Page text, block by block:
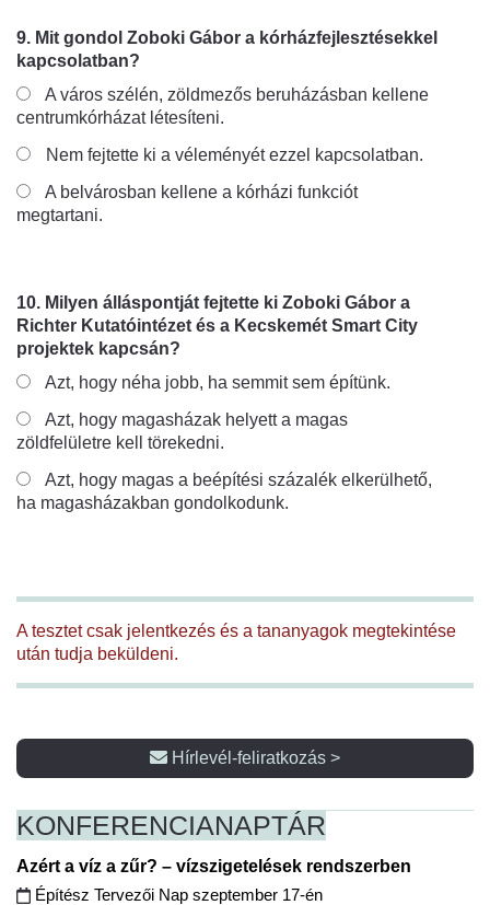
9. Mit gondol Zoboki Gábor a kórházfejlesztésekkel
kapcsolatban?
A város szélén, zöldmezős beruházásban kellene
centrumkórházat létesíteni.
Nem fejtette ki a véleményét ezzel kapcsolatban.
A belvárosban kellene a kórházi funkciót
megtartani.
10. Milyen álláspontját fejtette ki Zoboki Gábor a
Richter Kutatóintézet és a Kecskemét Smart City
projektek kapcsán?
Azt, hogy néha jobb, ha semmit sem építünk.
Azt, hogy magasházak helyett a magas
zöldfelületre kell törekedni.
Azt, hogy magas a beépítési százalék elkerülhető,
ha magasházakban gondolkodunk.
A tesztet csak jelentkezés és a tananyagok megtekintése
után tudja beküldeni.
Hírlevél-feliratkozás >
KONFERENCIANAPTÁR
Azért a víz a zűr? – vízszigetelések rendszerben
Építész Tervezői Nap szeptember 17-én